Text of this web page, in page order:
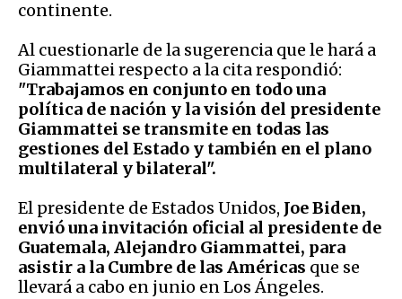
continente.
Al cuestionarle de la sugerencia que le hará a
Giammattei respecto a la cita respondió:
"Trabajamos en conjunto en todo una
política de nación y la visión del presidente
Giammattei se transmite en todas las
gestiones del Estado y también en el plano
multilateral y bilateral".
El presidente de Estados Unidos, Joe Biden,
envió una invitación oficial al presidente de
Guatemala, Alejandro Giammattei, para
asistir a la Cumbre de las Américas que se
llevará a cabo en junio en Los Ángeles.